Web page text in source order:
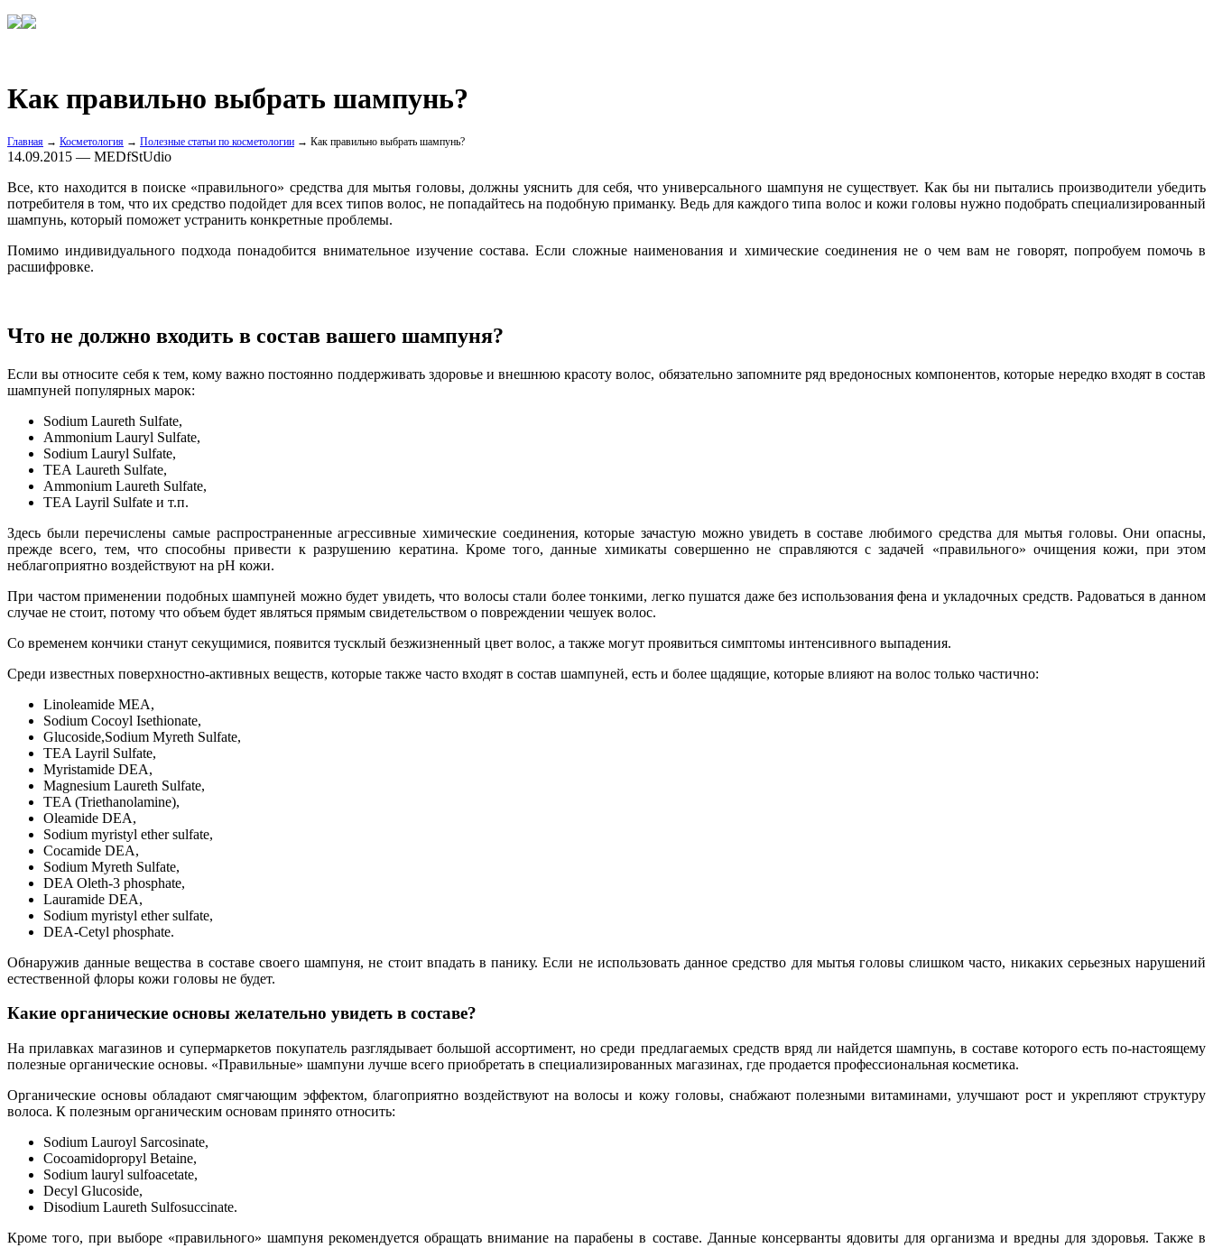
Как правильно выбрать шампунь?
Главная → Косметология → Полезные статьи по косметологии → Как правильно выбрать шампунь?
14.09.2015 — MEDfStUdio
Все, кто находится в поиске «правильного» средства для мытья головы, должны уяснить для себя, что универсального шампуня не существует. Как бы ни пытались производители убедить
потребителя в том, что их средство подойдет для всех типов волос, не попадайтесь на подобную приманку. Ведь для каждого типа волос и кожи головы нужно подобрать специализированный
шампунь, который поможет устранить конкретные проблемы.
Помимо индивидуального подхода понадобится внимательное изучение состава. Если сложные наименования и химические соединения не о чем вам не говорят, попробуем помочь в
расшифровке.
Что не должно входить в состав вашего шампуня?
Если вы относите себя к тем, кому важно постоянно поддерживать здоровье и внешнюю красоту волос, обязательно запомните ряд вредоносных компонентов, которые нередко входят в состав
шампуней популярных марок:
Sodium Laureth Sulfate,
Ammonium Lauryl Sulfate,
Sodium Lauryl Sulfate,
ТЕА Laureth Sulfate,
Ammonium Laureth Sulfate,
TEA Layril Sulfate и т.п.
Здесь были перечислены самые распространенные агрессивные химические соединения, которые зачастую можно увидеть в составе любимого средства для мытья головы. Они опасны,
прежде всего, тем, что способны привести к разрушению кератина. Кроме того, данные химикаты совершенно не справляются с задачей «правильного» очищения кожи, при этом
неблагоприятно воздействуют на pH кожи.
При частом применении подобных шампуней можно будет увидеть, что волосы стали более тонкими, легко пушатся даже без использования фена и укладочных средств. Радоваться в данном
случае не стоит, потому что объем будет являться прямым свидетельством о повреждении чешуек волос.
Со временем кончики станут секущимися, появится тусклый безжизненный цвет волос, а также могут проявиться симптомы интенсивного выпадения.
Среди известных поверхностно-активных веществ, которые также часто входят в состав шампуней, есть и более щадящие, которые влияют на волос только частично:
Linoleamide MEA,
Sodium Cocoyl Isethionate,
Glucoside,Sodium Myreth Sulfate,
TEA Layril Sulfate,
Myristamide DEA,
Magnesium Laureth Sulfate,
TEA (Triethanolamine),
Oleamide DEA,
Sodium myristyl ether sulfate,
Cocamide DEA,
Sodium Myreth Sulfate,
DEA Oleth-3 phosphate,
Lauramide DEA,
Sodium myristyl ether sulfate,
DEA-Cetyl phosphate.
Обнаружив данные вещества в составе своего шампуня, не стоит впадать в панику. Если не использовать данное средство для мытья головы слишком часто, никаких серьезных нарушений
естественной флоры кожи головы не будет.
Какие органические основы желательно увидеть в составе?
На прилавках магазинов и супермаркетов покупатель разглядывает большой ассортимент, но среди предлагаемых средств вряд ли найдется шампунь, в составе которого есть по-настоящему
полезные органические основы. «Правильные» шампуни лучше всего приобретать в специализированных магазинах, где продается профессиональная косметика.
Органические основы обладают смягчающим эффектом, благоприятно воздействуют на волосы и кожу головы, снабжают полезными витаминами, улучшают рост и укрепляют структуру
волоса. К полезным органическим основам принято относить:
Sodium Lauroyl Sarcosinate,
Cocoamidopropyl Betaine,
Sodium lauryl sulfoacetate,
Decyl Glucoside,
Disodium Laureth Sulfosuccinate.
Кроме того, при выборе «правильного» шампуня рекомендуется обращать внимание на парабены в составе. Данные консерванты ядовиты для организма и вредны для здоровья. Также в